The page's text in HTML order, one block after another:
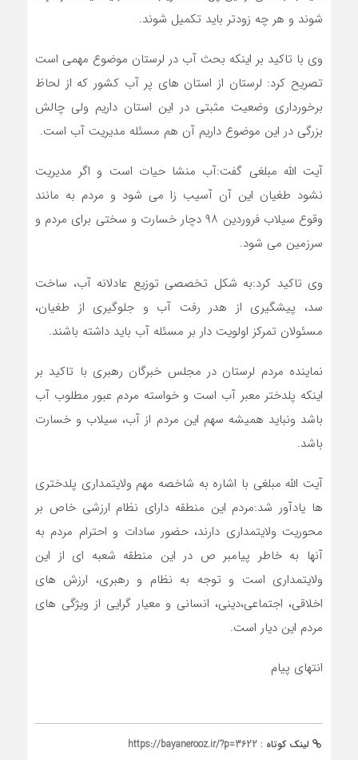
شوند و هر چه زودتر باید تکمیل شوند.
وی با تاکید بر اینکه بحث آب در لرستان موضوع مهمی است
تصریح کرد: لرستان از استان های پر آب کشور که از لحاظ
برخورداری وضعیت مثبتی در این استان داریم ولی چالش
بزرگی در این موضوع داریم آن هم مسئله مدیریت آب است.
آیت الله مبلغی گفت:آب منشا حیات است و اگر مدیریت
نشود طغیان این آن آسیب زا می شود و مردم به مانند
وقوع سیلاب فروردین ۹۸ دچار خسارت و سختی برای مردم و
سرزمین می شود.
وی تاکید کرد:به شکل تخصصی توزیع عادلانه آب، ساخت
سد، پیشگیری از هدر رفت آب و جلوگیری از طغیان،
مسئولان تمرکز اولویت دار بر مسئله آب باید داشته باشند.
نماینده مردم لرستان در مجلس خبرگان رهبری با تاکید بر
اینکه پلدختر معبر آب است و خواسته مردم عبور مطلوب آب
باشد ونباید همیشه سهم این مردم از آب، سیلاب و خسارت
باشد.
آیت الله مبلغی با اشاره به شاخصه مهم ولایتمداری پلدختری
ها یادآور شد:مردم این منطقه دارای نظام ارزشی خاص بر
محوریت ولایتمداری دارند، حضور سادات و احترام مردم به
آنها به خاطر پیامبر ص در این منطقه شعبه ای از این
ولایتمداری است و توجه به نظام و رهبری، ارزش های
اخلاقی، اجتماعی،دینی، انسانی و معیار گرایی از ویژگی های
مردم این دیار است.
انتهای پیام
لینک کوتاه : https://bayanerooz.ir/?p=3622